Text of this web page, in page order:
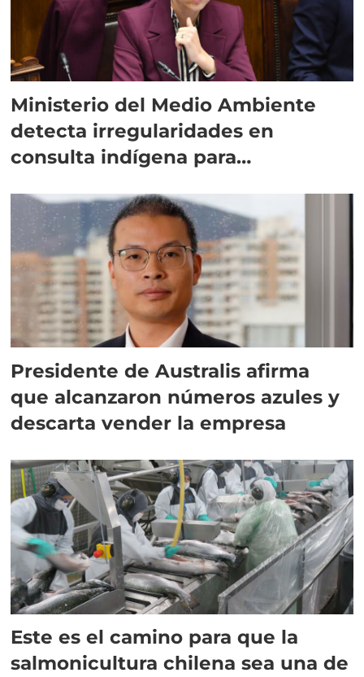
Ministerio del Medio Ambiente
detecta irregularidades en
consulta indígena para
Presidente de Australis afirma
que alcanzaron números azules y
descarta vender la empresa
Este es el camino para que la
salmonicultura chilena sea una de